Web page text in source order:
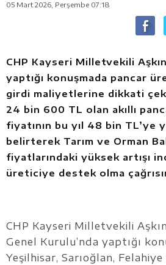
05 Mart 2026, Perşembe 07:18
CHP Kayseri Milletvekili
yaptığı konuşmada pancar
girdi maliyetlerine dikkati
24 bin 600 TL olan akıllı
fiyatının bu yıl 48 bin TL’ye
belirterek Tarım ve Orman
fiyatlarındaki yüksek artışı
üreticiye destek olma
CHP Kayseri Milletvekili
Genel Kurulu’nda yaptığı
Yeşilhisar, Sarıoğlan, Felahiye